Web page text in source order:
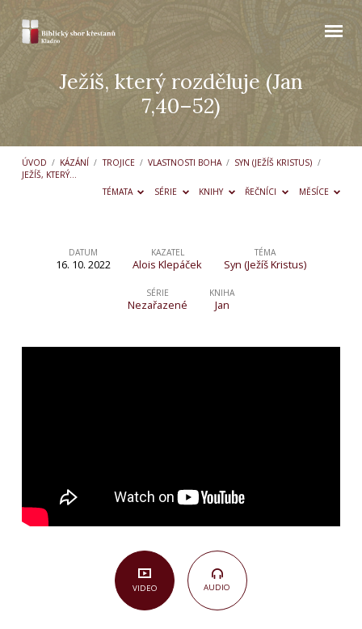
Ježíš, který rozděluje (Jan
7,40–52)
ÚVOD / KÁZÁNÍ / TROJICE / VLASTNOSTI BOHA / SYN (JEŽÍŠ KRISTUS) /
JEŽÍŠ, KTERÝ…
TÉMATA
SÉRIE KNIHY ŘEČNÍCI MĚSÍCE
Ježíš,
(Jan
DATUM
16. 10. 2022
KAZATEL
Alois Klepáček
TÉMA
Syn (Ježíš Kristus)
SÉRIE
Nezařazené
KNIHA
Jan
VIDEO AUDIO